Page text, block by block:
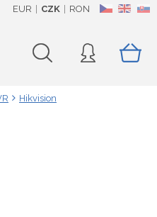
CZ EN SK
EUR CZK RON
Hikvision